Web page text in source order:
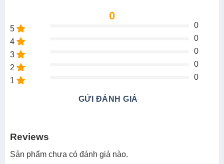
0
5
0
4
0
3
0
2
0
1
0
GỬI ĐÁNH GIÁ
Reviews
Sản phẩm chưa có đánh giá nào.